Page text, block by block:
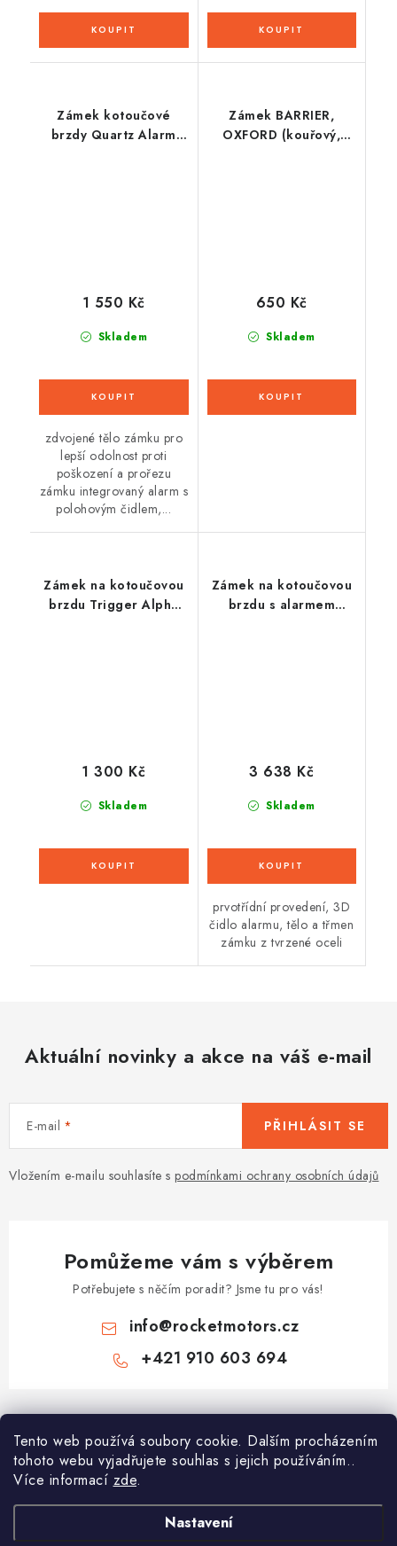
Tento web používá soubory cookie. Dalším procházením
tohoto webu vyjadřujete souhlas s jejich používáním..
Více informací zde.
Nastavení
Zámek kotoučové
brzdy Quartz Alarm
Skladem
1 550 Kč
zdvojené tělo zámku pro
lepší odolnost proti
poškození a prořezu
zámku integrovaný alarm s
polohovým čidlem,...
Zámek BARRIER,
OXFORD (kouřový,
Skladem
650 Kč
Zámek na kotoučovou
brzdu Trigger Alpha
Skladem
1 300 Kč
Zámek na kotoučovou
brzdu s alarmem
Skladem
3 638 Kč
prvotřídní provedení, 3D
čidlo alarmu, tělo a třmen
zámku z tvrzené oceli
Aktuální novinky a akce na váš e-mail
E-mail
Vložením e-mailu souhlasíte s podmínkami ochrany osobních údajů
PŘIHLÁSIT SE
Pomůžeme vám s výběrem
Potřebujete s něčím poradit? Jsme tu pro vás!
info@rocketmotors.cz
+421 910 603 694
Z
á
Najdete nás
Informace pro vás